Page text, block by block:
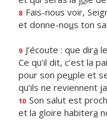
8 Fais-nous voir,
et donne-nous ton
9 J’écoute : que dira
Ce qu’il dit, c’est la
pour son peuple et
qu’ils ne reviennent
10 Son salut est
et la gloire habitera